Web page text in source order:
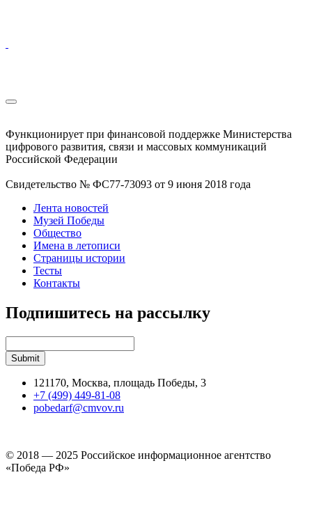
Функционирует при финансовой поддержке Министерства
цифрового развития, связи и массовых коммуникаций
Российской Федерации
Свидетельство № ФС77-73093 от 9 июня 2018 года
Лента новостей
Музей Победы
Общество
Имена в летописи
Страницы истории
Тесты
Контакты
Подпишитесь на рассылку
121170, Москва, площадь Победы, 3
+7 (499) 449-81-08
pobedarf@cmvov.ru
© 2018 — 2025 Российское информационное агентство
«Победа РФ»